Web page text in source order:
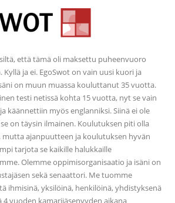
että tämä oli maksettu puheenvuoro
Kyllä ja ei. EgoSwot on vain uusi kuori ja
on muun muassa kouluttanut 35 vuotta.
testi netissä kohta 15 vuotta, nyt se vain
käännettiin myös englanniksi. Siinä ei ole
on täysin ilmainen. Koulutuksen piti olla
mutta ajanpuutteen ja koulutuksen hyvän
tarjota se kaikille halukkaille
Olemme oppimisorganisaatio ja isäni on
sekä senaattori. Me tuomme
ihmisinä, yksilöinä, henkilöinä, yhdistyksenä
4 vuoden kamarijäsenyyden aikana